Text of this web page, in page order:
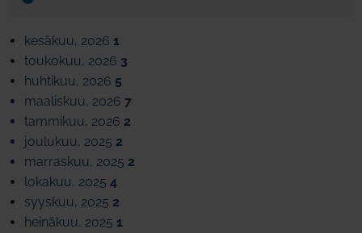
kesäkuu, 2026 1
toukokuu, 2026 3
huhtikuu, 2026 5
maaliskuu, 2026 7
tammikuu, 2026 2
joulukuu, 2025 2
marraskuu, 2025 2
lokakuu, 2025 4
syyskuu, 2025 2
heinäkuu, 2025 1